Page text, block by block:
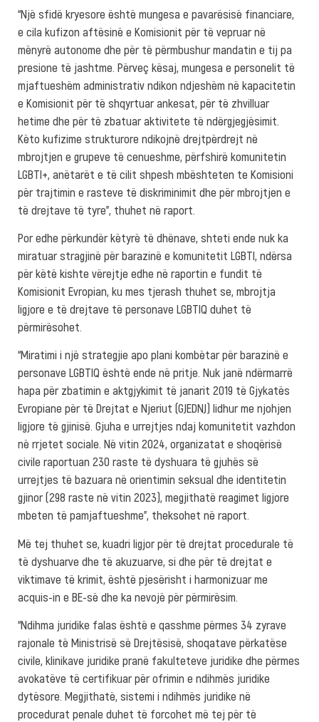
“Një sfidë kryesore është mungesa e pavarësisë financiare,
e cila kufizon aftësinë e Komisionit për të vepruar në
mënyrë autonome dhe për të përmbushur mandatin e tij pa
presione të jashtme. Përveç kësaj, mungesa e personelit të
mjaftueshëm administrativ ndikon ndjeshëm në kapacitetin
e Komisionit për të shqyrtuar ankesat, për të zhvilluar
hetime dhe për të zbatuar aktivitete të ndërgjegjësimit.
Këto kufizime strukturore ndikojnë drejtpërdrejt në
mbrojtjen e grupeve të cenueshme, përfshirë komunitetin
LGBTI+, anëtarët e të cilit shpesh mbështeten te Komisioni
për trajtimin e rasteve të diskriminimit dhe për mbrojtjen e
të drejtave të tyre”, thuhet në raport.
Por edhe përkundër këtyrë të dhënave, shteti ende nuk ka
miratuar stragjinë për barazinë e komunitetit LGBTI, ndërsa
për këtë kishte vërejtje edhe në raportin e fundit të
Komisionit Evropian, ku mes tjerash thuhet se, mbrojtja
ligjore e të drejtave të personave LGBTIQ duhet të
përmirësohet.
“Miratimi i një strategjie apo plani kombëtar për barazinë e
personave LGBTIQ është ende në pritje. Nuk janë ndërmarrë
hapa për zbatimin e aktgjykimit të janarit 2019 të Gjykatës
Evropiane për të Drejtat e Njeriut (GJEDNJ) lidhur me njohjen
ligjore të gjinisë. Gjuha e urrejtjes ndaj komunitetit vazhdon
në rrjetet sociale. Në vitin 2024, organizatat e shoqërisë
civile raportuan 230 raste të dyshuara të gjuhës së
urrejtjes të bazuara në orientimin seksual dhe identitetin
gjinor (298 raste në vitin 2023), megjithatë reagimet ligjore
mbeten të pamjaftueshme”, theksohet në raport.
Më tej thuhet se, kuadri ligjor për të drejtat procedurale të
të dyshuarve dhe të akuzuarve, si dhe për të drejtat e
viktimave të krimit, është pjesërisht i harmonizuar me
acquis-in e BE-së dhe ka nevojë për përmirësim.
“Ndihma juridike falas është e qasshme përmes 34 zyrave
rajonale të Ministrisë së Drejtësisë, shoqatave përkatëse
civile, klinikave juridike pranë fakulteteve juridike dhe përmes
avokatëve të certifikuar për ofrimin e ndihmës juridike
dytësore. Megjithatë, sistemi i ndihmës juridike në
procedurat penale duhet të forcohet më tej për të